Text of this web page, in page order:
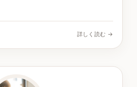
詳しく読む →